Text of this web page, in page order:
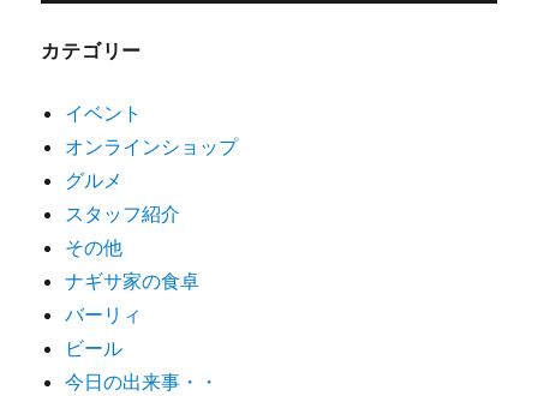
カテゴリー
イベント
オンラインショップ
グルメ
スタッフ紹介
その他
ナギサ家の食卓
バーリィ
ビール
今日の出来事・・